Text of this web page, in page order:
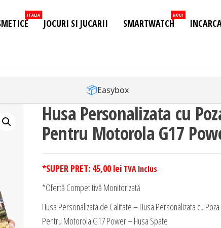
ITALIA
JOCURI SI JUCARII SMARTWATCH
NOU!
📦Easybox
Husa Personalizata cu
Pentru Motorola G17
*SUPER PRET: 45,00 lei TVA Inclus
*Ofertă Competitivă Monitorizată
Husa Personalizata de Calitate – Husa Personalizata cu Poza
Pentru Motorola G17 Power – Husa Spate